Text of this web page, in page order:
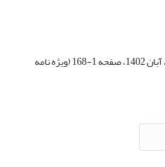
دوره 3، شماره 16، آبان 1402، صفحه 1-168 (ویژه نامه